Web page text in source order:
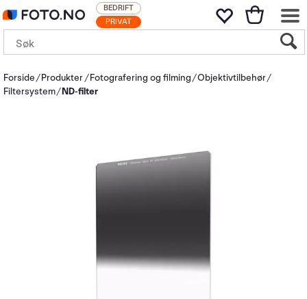
PRIVAT
BEDRIFT
Forside Produkter Fotografering og filming Objektivtilbehør
Filtersystem ND-filter